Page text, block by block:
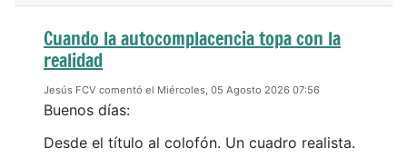
Cuando la autocomplacencia topa con la
realidad
Jesús FCV comentó el Miércoles, 05 Agosto 2026 07:56
Buenos días:
Desde el título al colofón. Un cuadro realista.